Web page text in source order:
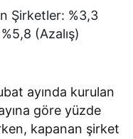
Şirketler: %3,3
(Azalış)
ayında kurulan
göre yüzde
kapanan şirket